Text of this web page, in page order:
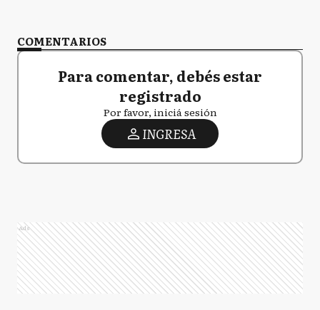
COMENTARIOS
Para comentar, debés estar
registrado
Por favor, iniciá sesión
INGRESA
Ads